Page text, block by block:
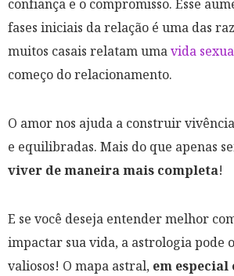
confiança e o compromisso. Esse
fases iniciais da relação é uma das
muitos casais relatam umavida
começo do relacionamento.
O amor nos ajuda a construir
e equilibradas. Mais do que apenas
viver de maneira mais completa!
E se você deseja entender melhor
impactar sua vida, a astrologia pode
valiosos! O mapa astral, em especial